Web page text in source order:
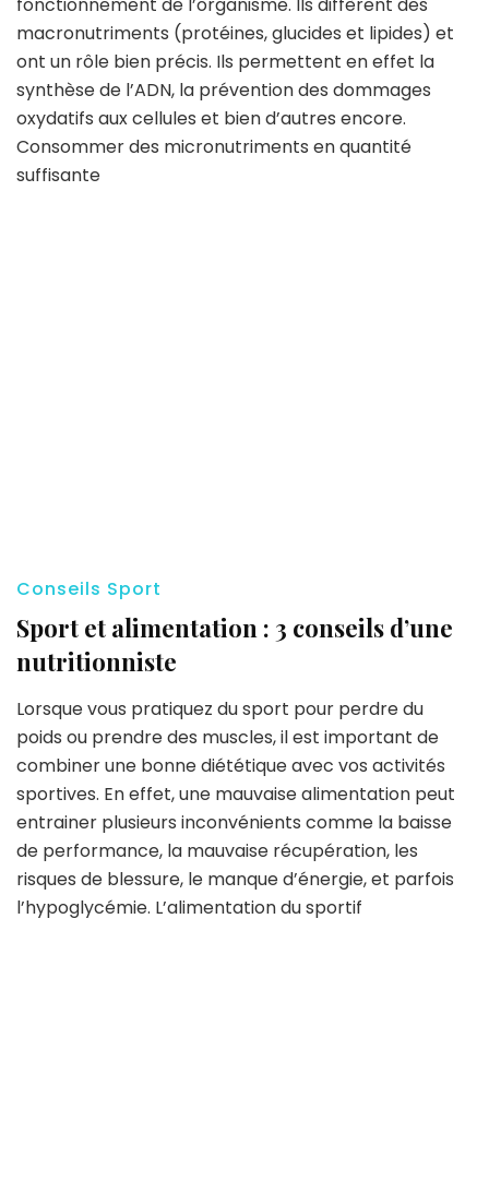
macronutriments (protéines, glucides et lipides) et
ont un rôle bien précis. Ils permettent en effet la
synthèse de l’ADN, la prévention des dommages
oxydatifs aux cellules et bien d’autres encore.
Consommer des micronutriments en quantité
suffisante
Conseils Sport
Sport et alimentation : 3 conseils d’une
nutritionniste
Lorsque vous pratiquez du sport pour perdre du
poids ou prendre des muscles, il est important de
combiner une bonne diététique avec vos activités
sportives. En effet, une mauvaise alimentation peut
entrainer plusieurs inconvénients comme la baisse
de performance, la mauvaise récupération, les
risques de blessure, le manque d’énergie, et parfois
l’hypoglycémie. L’alimentation du sportif